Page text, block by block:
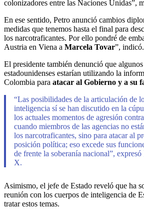
colonizadores entre las Naciones Unidas”,
En ese sentido, Petro anunció cambios
medidas que tenemos hasta el final para
los narcotraficantes. Por ello pondré de
Austria en Viena a Marcela Tovar”, indicó.
El presidente también denunció que
estadounidenses estarían utilizando la
Colombia para atacar al Gobierno y a su
“Las posibilidades de la articulación de
inteligencia sí se han discutido en la
los actuales momentos de agresión
cuando miembros de las agencias no
los narcotraficantes, sino para atacar al
posición política; eso excede sus
de frente la soberanía nacional”, expresó
X.
Asimismo, el jefe de Estado reveló que ha
reunión con los cuerpos de inteligencia de
tratar estos temas.